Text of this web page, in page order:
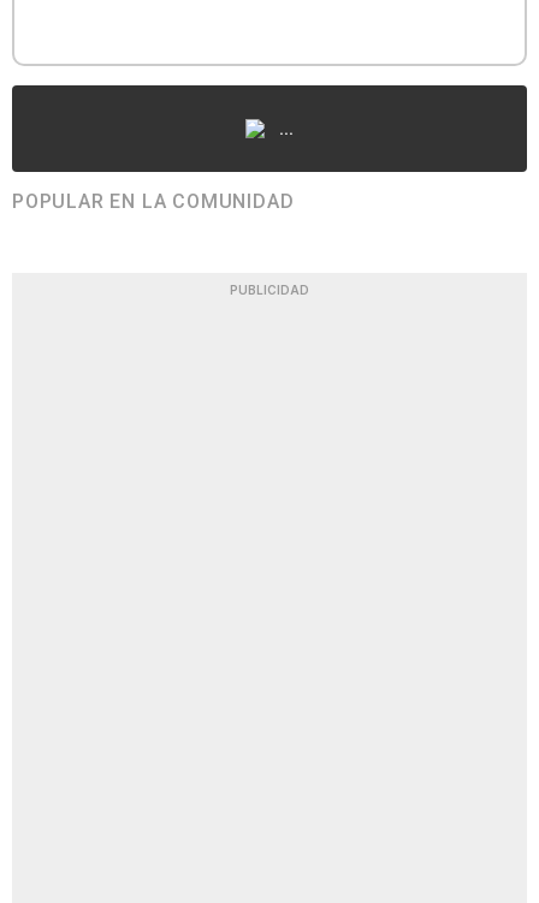
...
POPULAR EN LA COMUNIDAD
PUBLICIDAD